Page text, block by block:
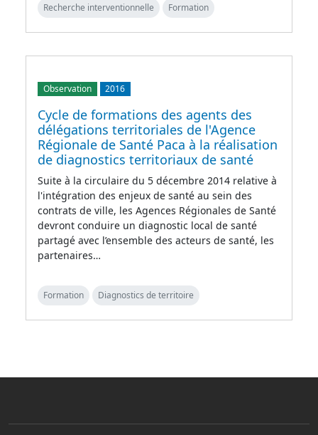
Recherche interventionnelle
Formation
Observation 2016
Cycle de formations des agents des
délégations territoriales de l'Agence
Régionale de Santé Paca à la réalisation
de diagnostics territoriaux de santé
Suite à la circulaire du 5 décembre 2014 relative à
l'intégration des enjeux de santé au sein des
contrats de ville, les Agences Régionales de Santé
devront conduire un diagnostic local de santé
partagé avec l’ensemble des acteurs de santé, les
partenaires…
Formation Diagnostics de territoire